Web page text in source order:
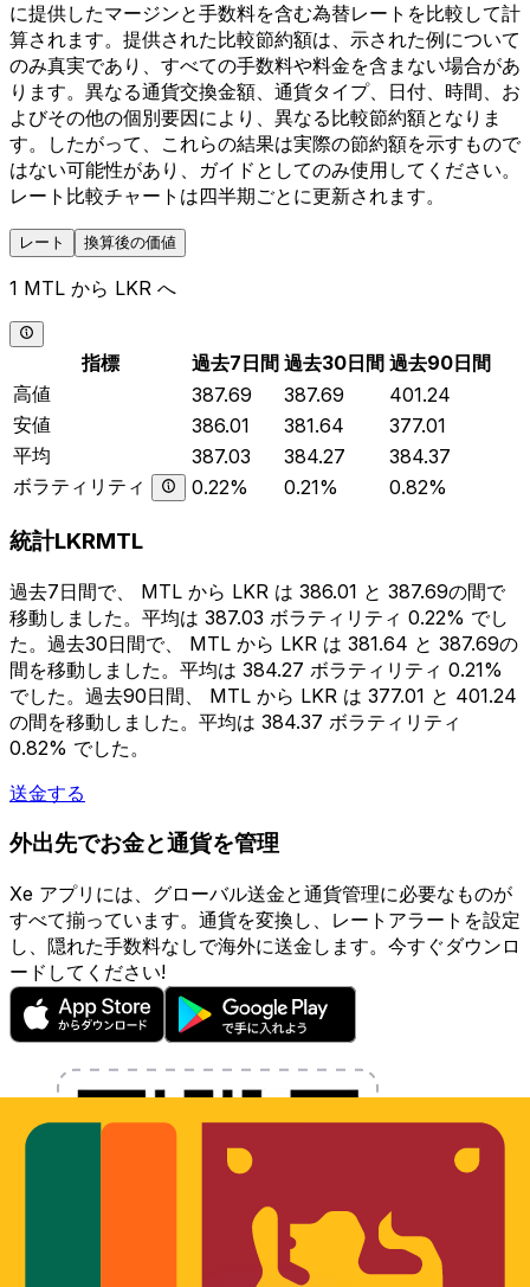
に提供したマージンと手数料を含む為替レートを比較して計
算されます。提供された比較節約額は、示された例について
のみ真実であり、すべての手数料や料金を含まない場合があ
ります。異なる通貨交換金額、通貨タイプ、日付、時間、お
よびその他の個別要因により、異なる比較節約額となりま
す。したがって、これらの結果は実際の節約額を示すもので
はない可能性があり、ガイドとしてのみ使用してください。
レート比較チャートは四半期ごとに更新されます。
レート 換算後の価値
1 MTL から LKR へ
指標 過去7日間 過去30日間 過去90日間
高値
387.69 387.69
401.24
安値
386.01 381.64
377.01
平均
387.03 384.27
384.37
ボラティリティ
0.22% 0.21% 0.82%
統計LKRMTL
過去7日間で、 MTL から LKR は 386.01 と 387.69の間で
移動しました。平均は 387.03 ボラティリティ 0.22% でし
た。過去30日間で、 MTL から LKR は 381.64 と 387.69の
間を移動しました。平均は 384.27 ボラティリティ 0.21%
でした。過去90日間、 MTL から LKR は 377.01 と 401.24
の間を移動しました。平均は 384.37 ボラティリティ
0.82% でした。
送金する
外出先でお金と通貨を管理
Xe アプリには、グローバル送金と通貨管理に必要なものが
すべて揃っています。通貨を変換し、レートアラートを設定
し、隠れた手数料なしで海外に送金します。今すぐダウンロ
ードしてください!